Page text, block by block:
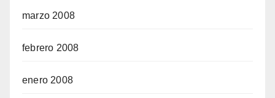
marzo 2008
febrero 2008
enero 2008